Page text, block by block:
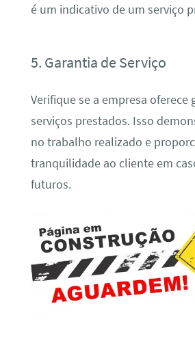
é um indicativo de um serviço
5. Garantia de Serviço
Verifique se a empresa oferece
serviços prestados. Isso
no trabalho realizado e
tranquilidade ao cliente em
futuros.